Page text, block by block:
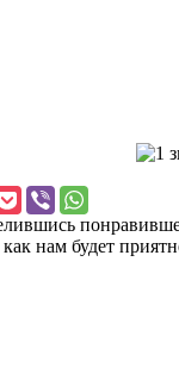
нам будет